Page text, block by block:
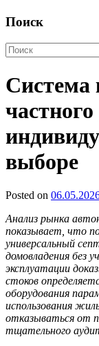
Поиск
Система
выборе
Posted on
Анализ рынка
показывает, что
универсальный
домовладения без
эксплуатации
стоков
оборудования
использования
отказываться от
тщательного